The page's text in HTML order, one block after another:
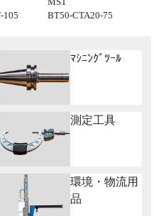
105
BT50-CTA20-75
ﾏｼﾆﾝｸﾞﾂｰﾙ
測定工具
環境・物流用
品